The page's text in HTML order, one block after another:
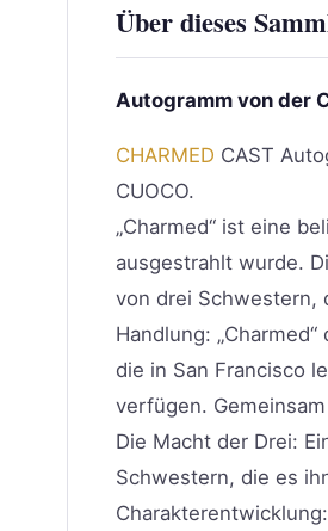
Über dieses
Autogramm von der
CHARMED CAST
CUOCO.
„Charmed“ ist eine
ausgestrahlt wurde.
von drei Schwestern,
Handlung:
die in San Francisco
verfügen.
Die Macht der Drei:
Schwestern, die es